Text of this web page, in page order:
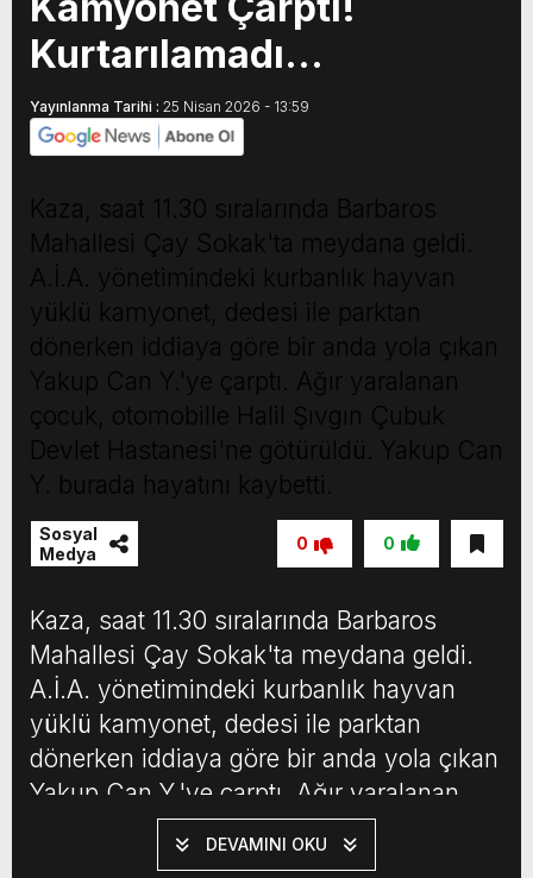
Kurtarılamadı…
Yayınlanma Tarihi : 25 Nisan 2026 - 13:59
Kaza, saat 11.30 sıralarında Barbaros
Mahallesi Çay Sokak'ta meydana geldi.
A.İ.A. yönetimindeki kurbanlık hayvan
yüklü kamyonet, dedesi ile parktan
dönerken iddiaya göre bir anda yola çıkan
Yakup Can Y.'ye çarptı. Ağır yaralanan
çocuk, otomobille Halil Şıvgın Çubuk
Devlet Hastanesi'ne götürüldü. Yakup Can
Y. burada hayatını kaybetti.
Sosyal
Medya
0
0
Kaza, saat 11.30 sıralarında Barbaros
Mahallesi Çay Sokak'ta meydana geldi.
A.İ.A. yönetimindeki kurbanlık hayvan
yüklü kamyonet, dedesi ile parktan
dönerken iddiaya göre bir anda yola çıkan
Yakup Can Y.'ye çarptı. Ağır yaralanan
çocuk, otomobille Halil Şıvgın Çubuk
Devlet Hastanesi'ne götürüldü. Yakup Can
DEVAMINI OKU